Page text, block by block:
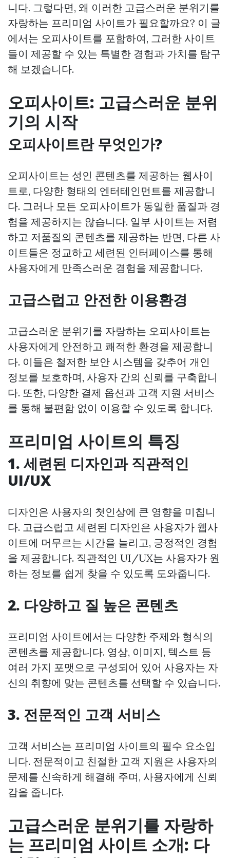
니다. 그렇다면, 왜 이러한 고급스러운 분위기를
자랑하는 프리미엄 사이트가 필요할까요? 이 글
에서는 오피사이트를 포함하여, 그러한 사이트
들이 제공할 수 있는 특별한 경험과 가치를 탐구
해 보겠습니다.
오피사이트: 고급스러운 분위
기의 시작
오피사이트란 무엇인가?
오피사이트는 성인 콘텐츠를 제공하는 웹사이
트로, 다양한 형태의 엔터테인먼트를 제공합니
다. 그러나 모든 오피사이트가 동일한 품질과 경
험을 제공하지는 않습니다. 일부 사이트는 저렴
하고 저품질의 콘텐츠를 제공하는 반면, 다른 사
이트들은 정교하고 세련된 인터페이스를 통해
사용자에게 만족스러운 경험을 제공합니다.
고급스럽고 안전한 이용환경
고급스러운 분위기를 자랑하는 오피사이트는
사용자에게 안전하고 쾌적한 환경을 제공합니
다. 이들은 철저한 보안 시스템을 갖추어 개인
정보를 보호하며, 사용자 간의 신뢰를 구축합니
다. 또한, 다양한 결제 옵션과 고객 지원 서비스
를 통해 불편함 없이 이용할 수 있도록 합니다.
프리미엄 사이트의 특징
1. 세련된 디자인과 직관적인
UI/UX
디자인은 사용자의 첫인상에 큰 영향을 미칩니
다. 고급스럽고 세련된 디자인은 사용자가 웹사
이트에 머무르는 시간을 늘리고, 긍정적인 경험
을 제공합니다. 직관적인 UI/UX는 사용자가 원
하는 정보를 쉽게 찾을 수 있도록 도와줍니다.
2. 다양하고 질 높은 콘텐츠
프리미엄 사이트에서는 다양한 주제와 형식의
콘텐츠를 제공합니다. 영상, 이미지, 텍스트 등
여러 가지 포맷으로 구성되어 있어 사용자는 자
신의 취향에 맞는 콘텐츠를 선택할 수 있습니다.
3. 전문적인 고객 서비스
고객 서비스는 프리미엄 사이트의 필수 요소입
니다. 전문적이고 친절한 고객 지원은 사용자의
문제를 신속하게 해결해 주며, 사용자에게 신뢰
감을 줍니다.
고급스러운 분위기를 자랑하
는 프리미엄 사이트 소개: 다